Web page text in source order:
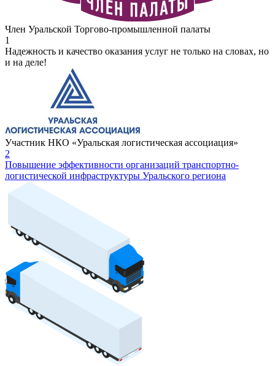
Член Уральской Торгово-промышленной палаты
1
Надежность и качество оказания услуг не только на словах, но
и на деле!
Участник НКО «Уральская логистическая ассоциация»
2
Повышение эффективности организаций транспортно-
логистической инфраструктуры Уральского региона